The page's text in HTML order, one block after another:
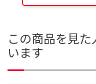
この商品を見
います